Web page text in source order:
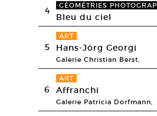
4 GÉOMÉTRIES
Bleu du ciel
5
ART
Hans-Jörg Georgi
Galerie Christian Berst,
6
ART
Affranchi
Galerie Patricia Dorfmann,